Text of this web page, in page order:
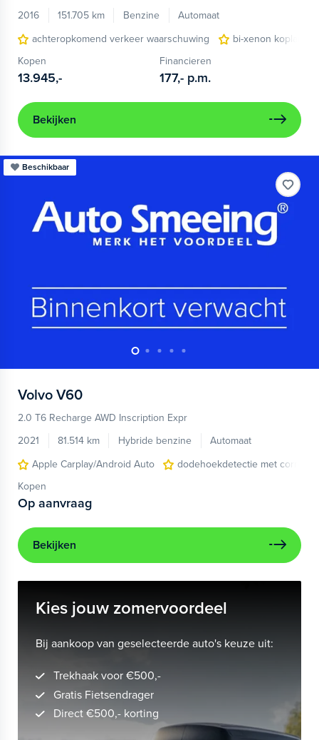
2016
151.705 km Benzine
Automaat
achteropkomend verkeer waarschuwing
bi-xenon
Kopen
13.945,-
Financieren
177,- p.m.
Bekijken
Beschikbaar
Volvo V60
2.0 T6 Recharge AWD Inscription Expr
2021
81.514 km Hybride benzine
Automaat
Apple Carplay/Android Auto
dodehoekdetectie met correctie
Kopen
Op aanvraag
Bekijken
Kies jouw zomervoordeel
Bij aankoop van geselecteerde auto's keuze uit:
Trekhaak voor €500,-
Gratis Fietsendrager
Direct €500,- korting